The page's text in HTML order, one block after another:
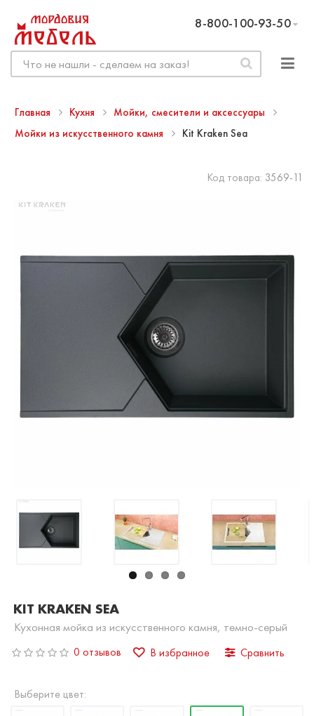
8-800-100-93-50
Главная Кухня
Мойки, смесители и аксессуары
Мойки из искусственного камня
Kit Kraken Sea
Код товара: 3569-11
KIT KRAKEN SEA
Кухонная мойка из искусственного камня, темно-серый
0 отзывов В избранное Сравнить
Выберите цвет: